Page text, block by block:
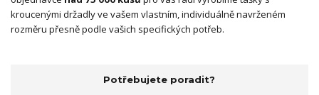
kroucenými držadly ve vašem vlastním, individuálně navrženém
rozměru přesně podle vašich specifických potřeb.
Potřebujete poradit?